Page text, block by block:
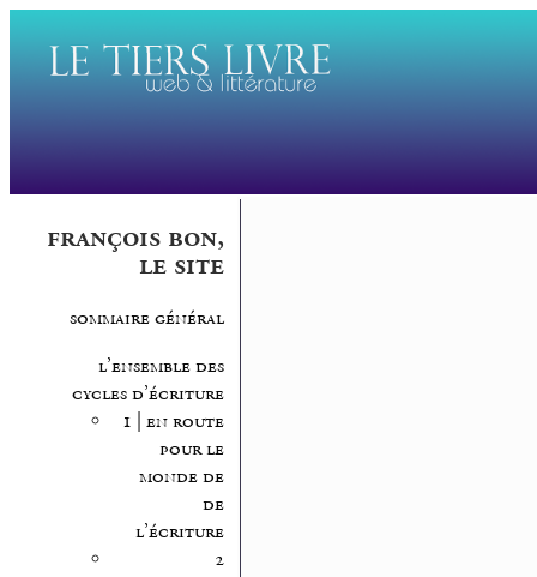
françois bon,
le site
sommaire général
l’ensemble des
cycles d’écriture
1 | en route
pour le
monde de
de
l’écriture
2